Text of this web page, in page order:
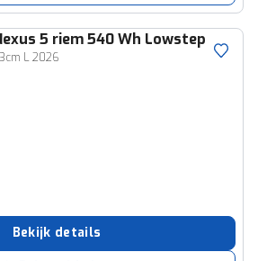
5 riem 540 Wh Lowstep
L 2026
Bekijk details